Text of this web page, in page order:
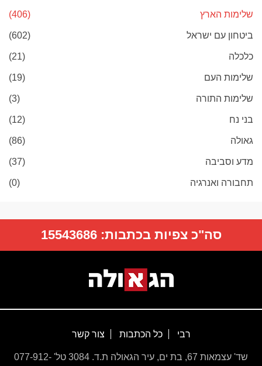
שלימות הארץ (406)
ביטחון עם ישראל (602)
כלכלה (21)
שלימות העם (19)
שלימות התורה (3)
בני נח (12)
גאולה (86)
מדע וסביבה (37)
תחבורה ואנרגיה (0)
סה"כ צפיות בכתבות:15543686
רבי כל הכתבות צור קשר
שד' עצמאות 67, בת ים, עיר הגאולה ת.ד. 3084 טל' 077-912-